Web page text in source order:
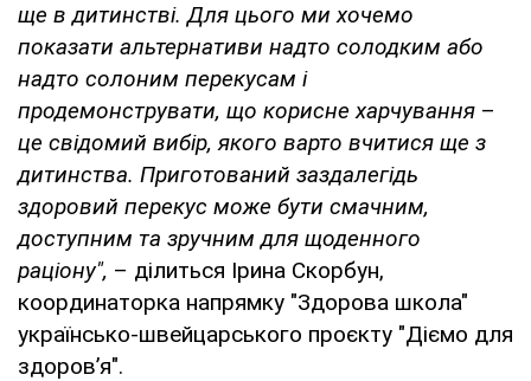
ще в дитинстві. Для цього ми хочемо
показати альтернативи надто солодким або
надто солоним перекусам і
продемонструвати, що корисне харчування –
це свідомий вибір, якого варто вчитися ще з
дитинства. Приготований заздалегідь
здоровий перекус може бути смачним,
доступним та зручним для щоденного
раціону", – ділиться Ірина Скорбун,
координаторка напрямку "Здорова школа"
українсько-швейцарського проєкту "Діємо для
здоров’я".